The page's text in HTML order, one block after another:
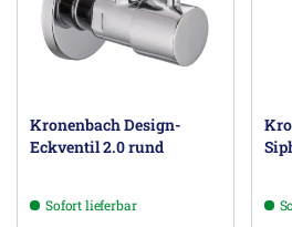
Hansgrohe Vertriebs GmbH,
DE, info@hansgrohe.de
Kronenbach Design-
Eckventil 2.0 rund
Sofort lieferbar